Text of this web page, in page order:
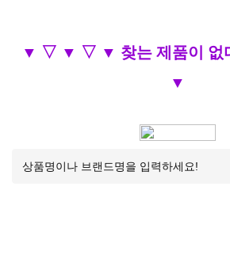
▼ ▽ ▼ ▽ ▼ 찾는 제품이
▼